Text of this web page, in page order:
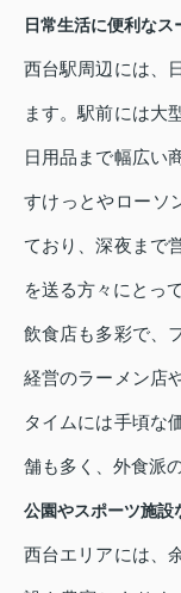
日常生活に便利な
西台駅周辺には、
ます。駅前には大
日用品まで幅広い
すけっとやローソ
ており、深夜まで
を送る方々にとっ
飲食店も多彩で、
経営のラーメン店
タイムには手頃な
舗も多く、外食派
公園やスポーツ施設
西台エリアには、